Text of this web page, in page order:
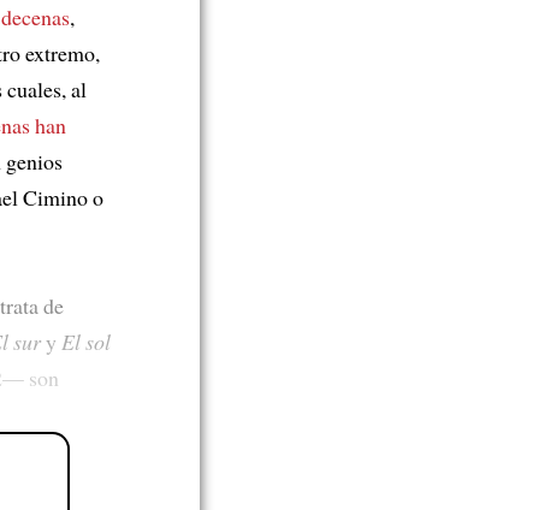
,
extremo,
al
han
genios
Cimino o
de
sury El sol
son